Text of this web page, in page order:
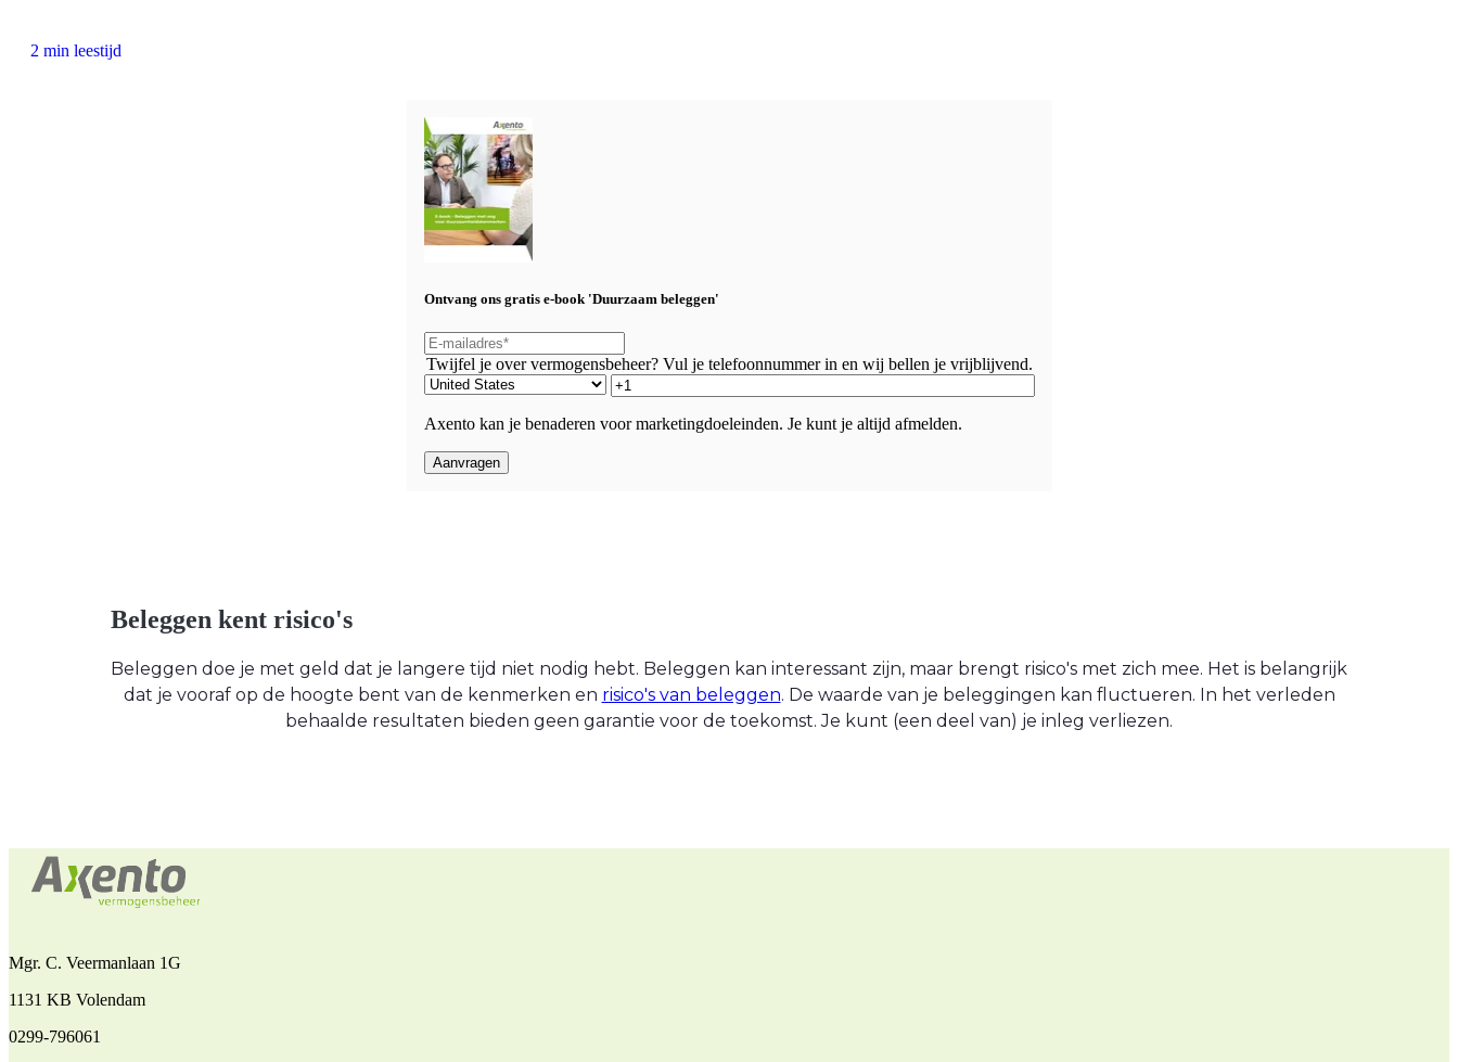
2 min leestijd
Ontvang ons gratis e-book 'Duurzaam beleggen'
Twijfel je over vermogensbeheer? Vul je telefoonnummer in en wij bellen je vrijblijvend.
Axento kan je benaderen voor marketingdoeleinden. Je kunt je altijd afmelden.
Beleggen kent risico's
Beleggen doe je met geld dat je langere tijd niet nodig hebt. Beleggen kan interessant zijn, maar brengt risico's met zich mee. Het is belangrijk
dat je vooraf op de hoogte bent van de kenmerken en risico's van beleggen. De waarde van je beleggingen kan fluctueren. In het verleden
behaalde resultaten bieden geen garantie voor de toekomst. Je kunt (een deel van) je inleg verliezen.
Mgr. C. Veermanlaan 1G
1131 KB Volendam
0299-796061